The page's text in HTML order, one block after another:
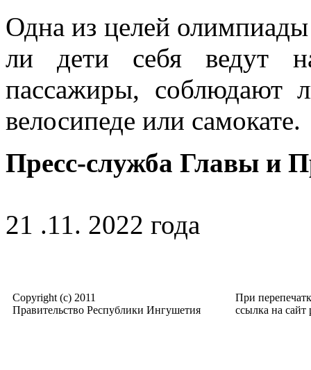
Одна из целей
ли дети себя ведут
пассажиры, соблюдают
велосипеде или самокате.
Пресс-служба Главы и
21 .11. 2022 года
Copyright (c) 2011
Правительство Республики Ингушетия
При
ссылка на сайт